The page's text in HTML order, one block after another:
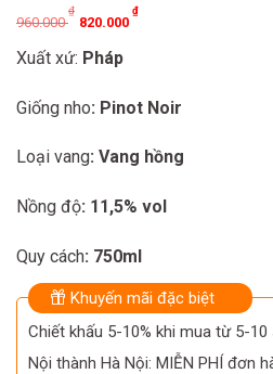
960.000
₫
Original
price
was:
960.000 ₫.
820.000
₫
Current
price
is:
820.000 ₫.
Xuất xứ: Pháp
Giống nho: Pinot Noir
Loại vang: Vang hồng
Nồng độ: 11,5% vol
Quy cách: 750ml
Khuyến mãi đặc biệt
Chiết khấu 5-10% khi mua từ 5-10
Nội thành Hà Nội: MIỄN PHÍ đơn